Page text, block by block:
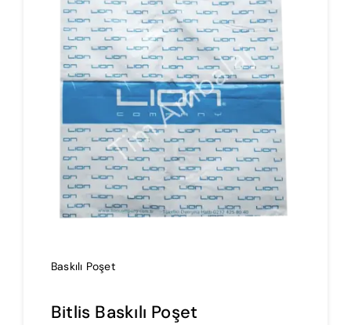
İletişim
Baskılı Poşet
Bitlis Baskılı Poşet